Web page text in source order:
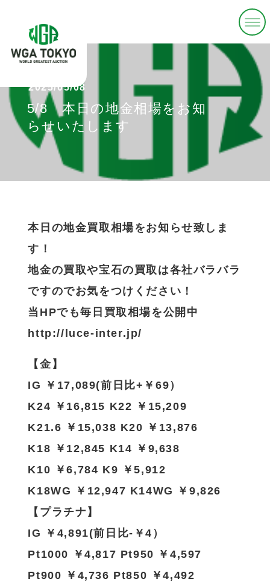
2025/05/08
5/8 本日の地金相場をお知
らせいたします
本日の地金買取相場をお知らせ致しま
す！
地金の買取や宝石の買取は各社バラバラ
ですのでお気をつけください！
当HPでも毎日買取相場を公開中
http://luce-inter.jp/
【金】
IG ￥17,089(前日比+￥69）
K24 ￥16,815 K22 ￥15,209
K21.6 ￥15,038 K20 ￥13,876
K18 ￥12,845 K14 ￥9,638
K10 ￥6,784 K9 ￥5,912
K18WG ￥12,947 K14WG ￥9,826
【プラチナ】
IG ￥4,891(前日比-￥4）
Pt1000 ￥4,817 Pt950 ￥4,597
Pt900 ￥4,736 Pt850 ￥4,492